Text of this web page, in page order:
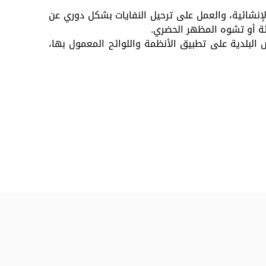
والعمل على ترحيل النفايات بشكل دوري عن
أو تشوه المظهر الحضري.
على تطبيق الأنظمة واللوائح المعمول بها،